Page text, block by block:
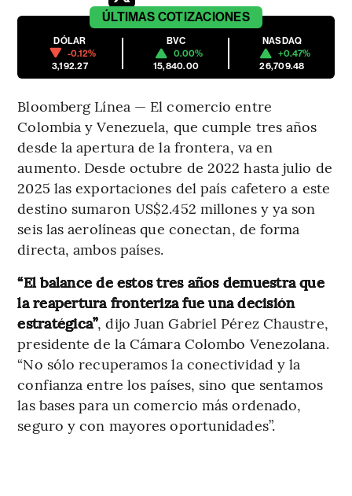
ÚLTIMAS COTIZACIONES
DÓLAR
-0.12%
3,192.27
BVC
0.00%
15,840.00
NASDAQ
+0.47%
26,709.48
Bloomberg Línea — El comercio entre
Colombia y Venezuela, que cumple tres años
desde la apertura de la frontera, va en
aumento. Desde octubre de 2022 hasta julio de
2025 las exportaciones del país cafetero a este
destino sumaron US$2.452 millones y ya son
seis las aerolíneas que conectan, de forma
directa, ambos países.
“El balance de estos tres años demuestra que
la reapertura fronteriza fue una decisión
estratégica”, dijo Juan Gabriel Pérez Chaustre,
presidente de la Cámara Colombo Venezolana.
“No sólo recuperamos la conectividad y la
confianza entre los países, sino que sentamos
las bases para un comercio más ordenado,
seguro y con mayores oportunidades”.